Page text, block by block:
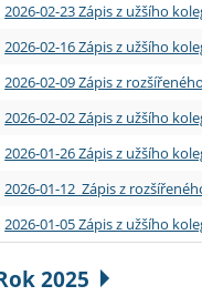
2026-02-23 Zápis z užšího
2026-02-16 Zápis z užšího
2026-02-09 Zápis z
2026-02-02 Zápis z užšího
2026-01-26 Zápis z užšího
2026-01-12 Zápis z
2026-01-05 Zápis z užšího
2025